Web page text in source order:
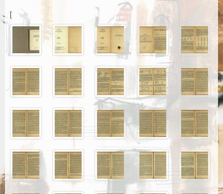
Летопис Матице српске
Гласник Матице српске
Е–издања
Вести
Најаве
[